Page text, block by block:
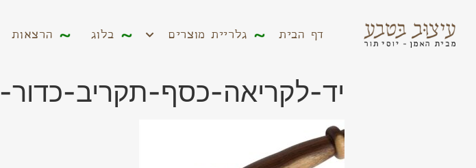
דף הבית גלריית מוצרים בלוג הרצאות דף הבית גלריית מוצרים בלוג הרצאות
יד-לקריאה-כסף-תקריב-כדור-350-1.jpg